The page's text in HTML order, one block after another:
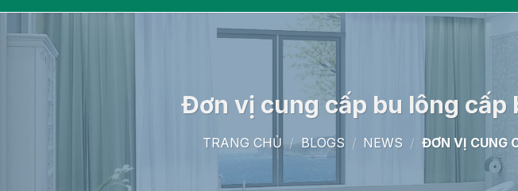
Đơn vị cung cấp bu lông cấp
TRANG CHỦ / BLOGS / NEWS / ĐƠN VỊ CUNG